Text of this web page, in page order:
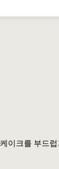
이크를 부드